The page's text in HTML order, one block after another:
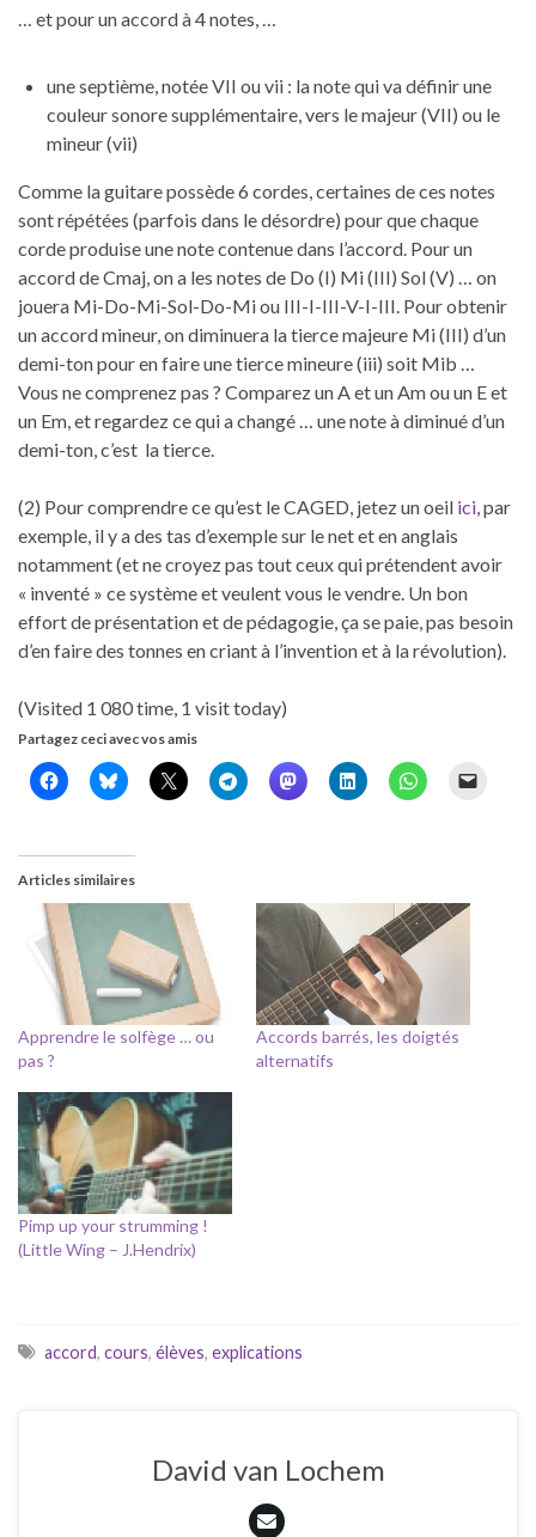
… et pour un accord à 4 notes, …
une septième, notée VII ou vii : la note qui va définir une
couleur sonore supplémentaire, vers le majeur (VII) ou le
mineur (vii)
Comme la guitare possède 6 cordes, certaines de ces notes
sont répétées (parfois dans le désordre) pour que chaque
corde produise une note contenue dans l’accord. Pour un
accord de Cmaj, on a les notes de Do (I) Mi (III) Sol (V) … on
jouera Mi-Do-Mi-Sol-Do-Mi ou III-I-III-V-I-III. Pour obtenir
un accord mineur, on diminuera la tierce majeure Mi (III) d’un
demi-ton pour en faire une tierce mineure (iii) soit Mib …
Vous ne comprenez pas ? Comparez un A et un Am ou un E et
un Em, et regardez ce qui a changé … une note à diminué d’un
demi-ton, c’est la tierce.
(2) Pour comprendre ce qu’est le CAGED, jetez un oeil ici , par
exemple, il y a des tas d’exemple sur le net et en anglais
notamment (et ne croyez pas tout ceux qui prétendent avoir
« inventé » ce système et veulent vous le vendre. Un bon
effort de présentation et de pédagogie, ça se paie, pas besoin
d’en faire des tonnes en criant à l’invention et à la révolution).
(Visited 1 080 time, 1 visit today)
Partagez ceci avec vos amis
Articles similaires
Apprendre le solfège … ou
pas ?
Accords barrés, les doigtés
alternatifs
Pimp up your strumming !
(Little Wing – J.Hendrix)
accord, cours, élèves, explications
David van Lochem